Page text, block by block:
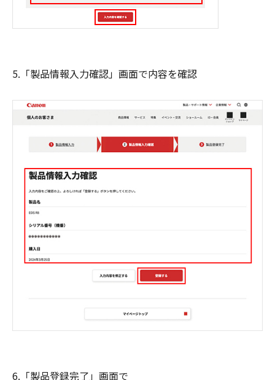
5.「製品情報入力確認」画面で内容を確認
6.「製品登録完了」画面で